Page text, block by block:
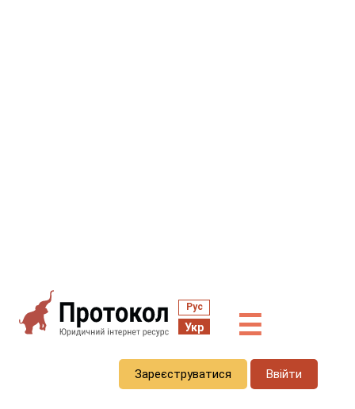
Рус
Укр ☰
Зареєструватися Ввійти